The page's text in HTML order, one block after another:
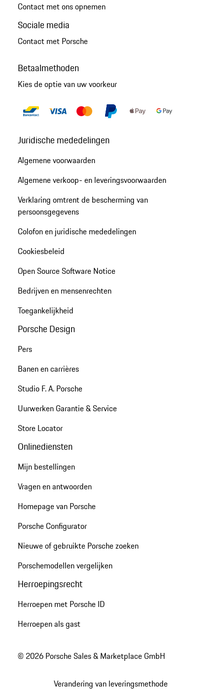
Contact met ons opnemen
Sociale media
Contact met Porsche
Betaalmethoden
Kies de optie van uw voorkeur
Juridische mededelingen
Algemene voorwaarden
Algemene verkoop- en leveringsvoorwaarden
Verklaring omtrent de bescherming van
persoonsgegevens
Colofon en juridische mededelingen
Cookiesbeleid
Open Source Software Notice
Bedrijven en mensenrechten
Toegankelijkheid
Porsche Design
Pers
Banen en carrières
Studio F. A. Porsche
Uurwerken Garantie & Service
Store Locator
Onlinediensten
Mijn bestellingen
Vragen en antwoorden
Homepage van Porsche
Porsche Configurator
Nieuwe of gebruikte Porsche zoeken
Porschemodellen vergelijken
Herroepingsrecht
Herroepen met Porsche ID
Herroepen als gast
© 2026 Porsche Sales & Marketplace GmbH
Verandering van leveringsmethode